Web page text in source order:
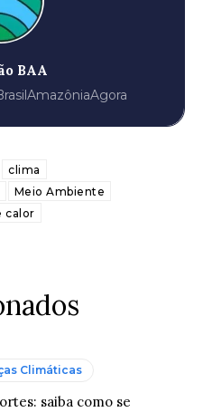
BAA
clima
Meio Ambiente
calor
Climáticas
saiba como se